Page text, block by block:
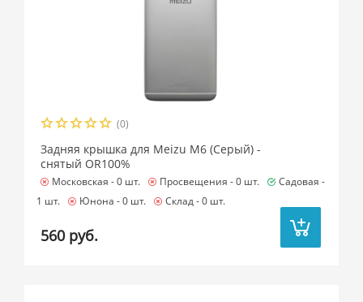
(0)
Задняя крышка для Meizu M6 (Серый) -
снятый OR100%
Московская -0 шт. Просвещения -0 шт.
Садовая -
1 шт.
Юнона -0 шт. Склад -0 шт.
560 руб.